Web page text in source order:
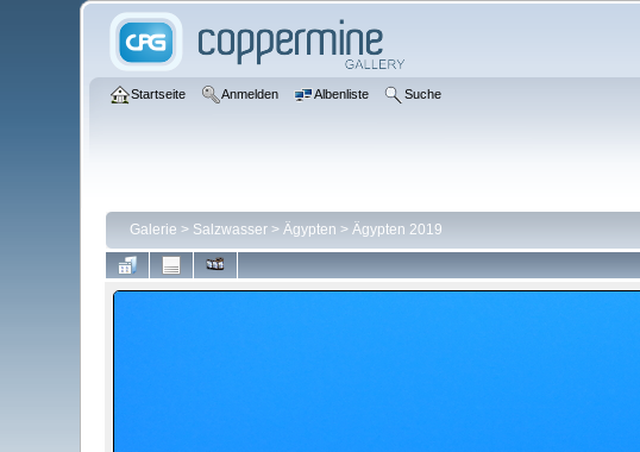
Startseite Anmelden Albenliste Suche
Galerie > Salzwasser> Ägypten > Ägypten 2019